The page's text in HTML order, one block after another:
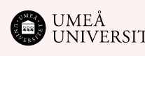
Hoppa direkt till